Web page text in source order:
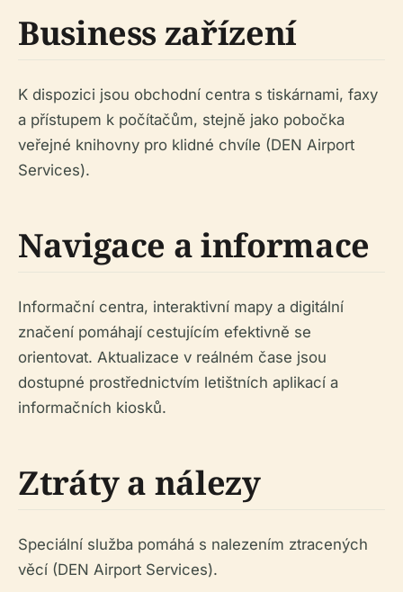
Business zařízení
K dispozici jsou obchodní centra s tiskárnami, faxy
a přístupem k počítačům, stejně jako pobočka
veřejné knihovny pro klidné chvíle (DEN Airport
Services).
Navigace a informace
Informační centra, interaktivní mapy a digitální
značení pomáhají cestujícím efektivně se
orientovat. Aktualizace v reálném čase jsou
dostupné prostřednictvím letištních aplikací a
informačních kiosků.
Ztráty a nálezy
Speciální služba pomáhá s nalezením ztracených
věcí (DEN Airport Services).